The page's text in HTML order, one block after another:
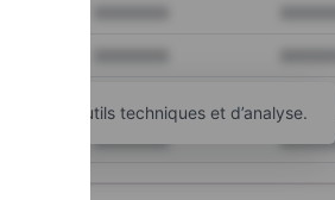
XXXXXXX
d’autres outils techniques et d’analyse.